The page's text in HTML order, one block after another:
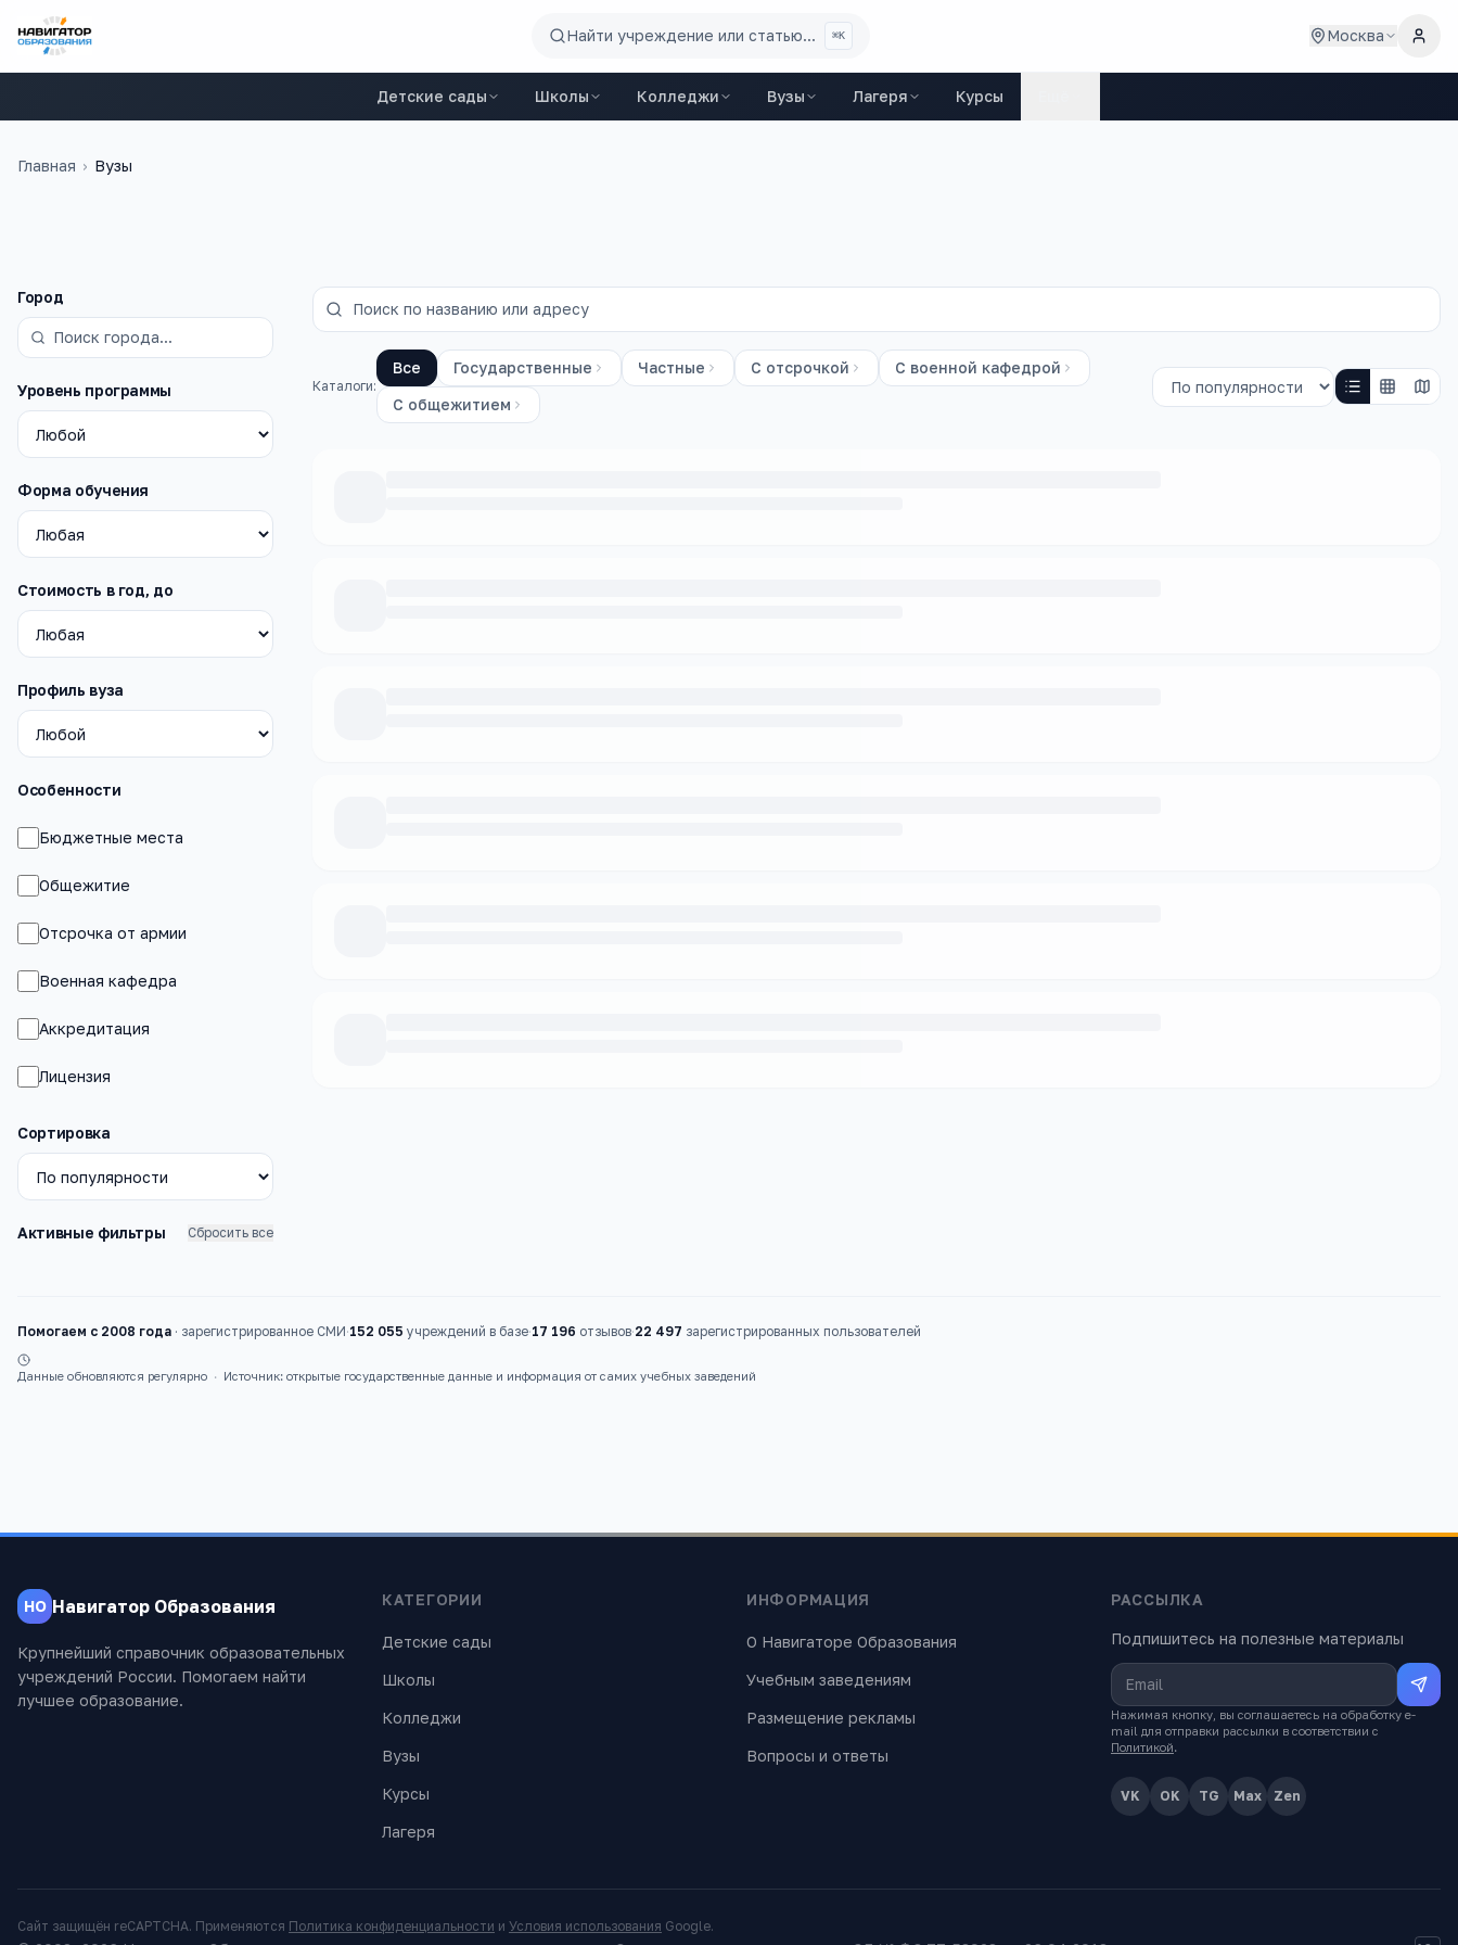
Найти учреждение или статью... ⌘K Москва
Детские сады Школы Колледжи Вузы Лагеря Курсы
Главная › Вузы
Фильтры
Город
Уровень программы
Форма обучения
Стоимость в год, до
Профиль вуза
Особенности
Бюджетные места
Общежитие
Отсрочка от армии
Военная кафедра
Аккредитация
Лицензия
Сортировка
Активные фильтры Сбросить все
Каталоги:
Все Государственные Частные С отсрочкой
С военной кафедрой
С общежитием
Помогаем с 2008 года · зарегистрированное СМИ·152 055 учреждений в базе·17 196 отзывов·22 497 зарегистрированных пользователей
Данные обновляются регулярно · Источник: открытые государственные данные и информация от самих учебных заведений
НО Навигатор Образования
Крупнейший справочник образовательных
учреждений России. Помогаем найти
лучшее образование.
КАТЕГОРИИ
Детские сады
Школы
Колледжи
Вузы
Курсы
Лагеря
ИНФОРМАЦИЯ
О Навигаторе Образования
Учебным заведениям
Размещение рекламы
Вопросы и ответы
РАССЫЛКА
Подпишитесь на полезные материалы
Нажимая кнопку, вы соглашаетесь на обработку e-
mail для отправки рассылки в соответствии с
Политикой.
VK OK TG Max Zen
Сайт защищён reCAPTCHA. Применяются Политика конфиденциальности и Условия использования Google.